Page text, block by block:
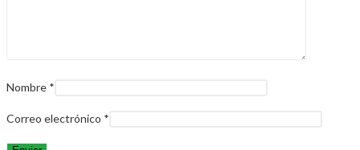
Nombre *
Correo electrónico *